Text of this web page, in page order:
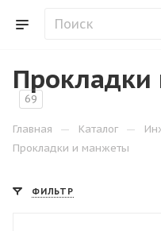
69
Главная — Каталог —
Прокладки и манжеты
ФИЛЬТР